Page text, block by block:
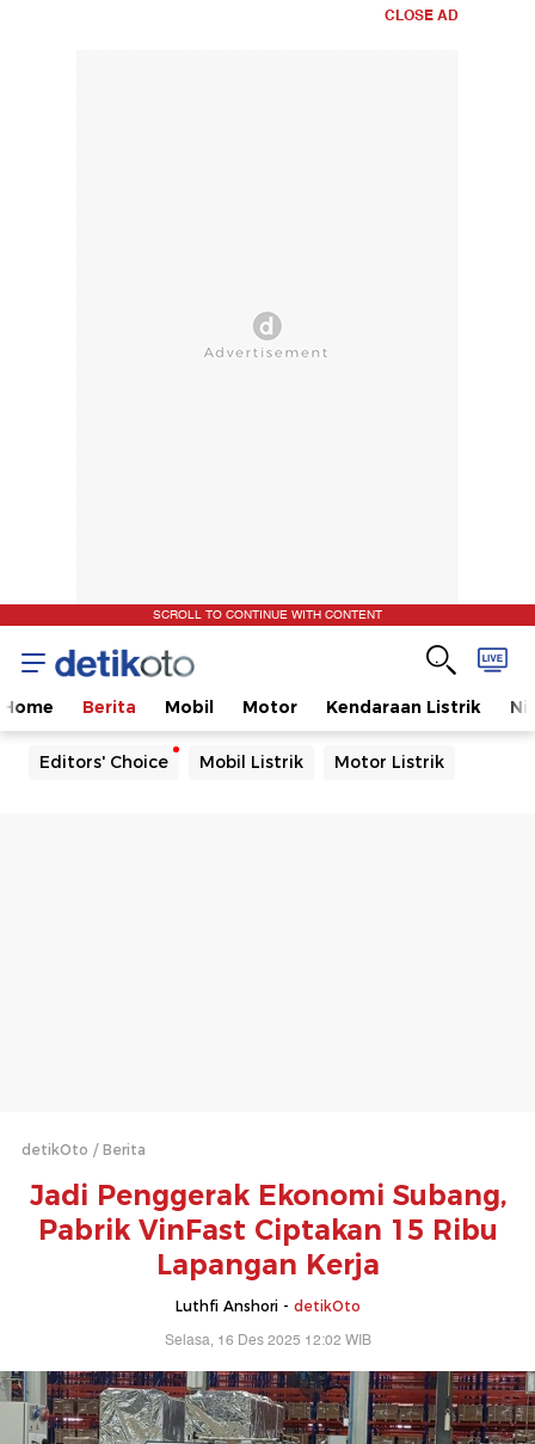
CLOSE AD
SCROLL TO CONTINUE WITH CONTENT
Home Berita Mobil Motor Kendaraan Listrik
Editors' Choice Mobil Listrik Motor Listrik
detikOto Berita
Jadi Penggerak Ekonomi Subang,
Pabrik VinFast Ciptakan 15 Ribu
Lapangan Kerja
Luthfi Anshori - detikOto
Selasa, 16 Des 2025 12:02 WIB